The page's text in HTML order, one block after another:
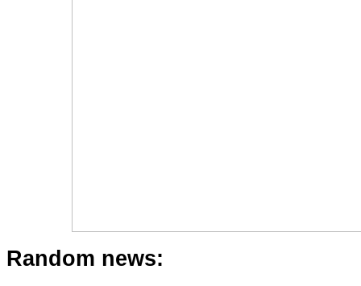
Random news: